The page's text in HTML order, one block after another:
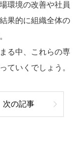
環境の改善や社員
果的に組織全体の
る中、これらの専
ていくでしょう。
次の記事